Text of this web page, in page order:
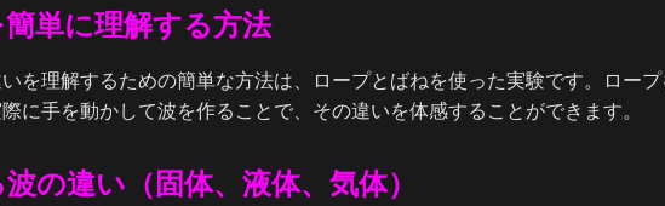
単に理解する方法
を理解するための簡単な方法は、ロープとばねを使った実験です。ロー
に手を動かして波を作ることで、その違いを体感することができます。
の違い（固体、液体、気体）